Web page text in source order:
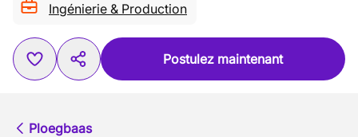
Ingénierie & Production
Postulez maintenant
Ploegbaas